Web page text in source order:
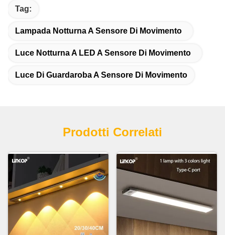
Tag:
Lampada Notturna A Sensore Di Movimento
Luce Notturna A LED A Sensore Di Movimento
Luce Di Guardaroba A Sensore Di Movimento
Prodotti Correlati